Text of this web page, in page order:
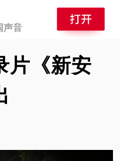
声音
片《新安